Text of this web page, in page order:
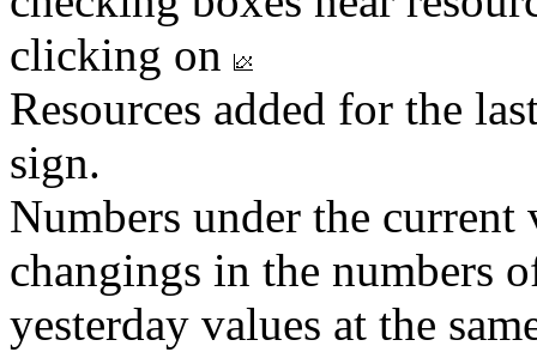
clicking on
Resources added for the
sign.
Numbers under the
changings in the numbers
yesterday values at the